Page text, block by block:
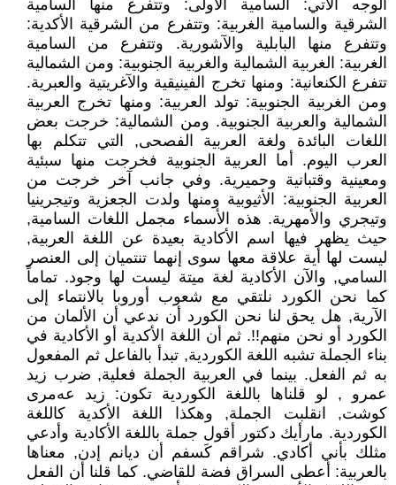
الوجه الآتي: السامية الأولى: وتتفرع منها السامية
الشرقية والسامية الغربية: وتتفرع من الشرقية الأكدية:
وتتفرع منها البابلية والآشورية. وتتفرع من السامية
الغربية: الغربية الشمالية والغربية الجنوبية: ومن الشمالية
تتفرع الكنعانية: ومنها تخرج الفينيقية والآغريتية والعبرية.
ومن الغربية الجنوبية: تولد العربية: ومنها تخرج العربية
الشمالية والعربية الجنوبية. ومن الشمالية: خرجت بعض
اللغات البائدة ولغة العربية الفصحى, التي تتكلم بها
العرب اليوم. أما العربية الجنوبية فخرجت منها سبئية
ومعينية وقتبانية وحميرية. وفي جانب آخر خرجت من
العربية الجنوبية: الأثيوبية ومنها ولدت الجعزية وتيجرينيا
وتيجري والأمهرية. هذه الأسماء مجمل اللغات السامية,
حيث يظهر فيها اسم الأكادية بعيدة عن اللغة العربية,
ليست لها أية علاقة معها سوى إنهما تنتميان إلى العنصر
السامي, والآن الأكادية لغة ميتة ليست لها وجود. تماماً
كما نحن الكورد نلتقي مع شعوب أوروبا بالانتماء إلى
الآرية, هل يحق لنا نحن الكورد أن ندعي أن الألمان من
الكورد أو نحن منهم!!. ثم أن اللغة الأكدية أو الأكادية في
بناء الجملة تشبه اللغة الكوردية, تبدأ بالفاعل ثم المفعول
به ثم الفعل. بينما في العربية الجملة فعلية, ضرب زيد
عمرو , لو قلناها باللغة الكوردية تكون: زيد عەمری
كوشت, انقلبت الجملة, وهكذا اللغة الأكدية كاللغة
الكوردية. مارأيك دكتور أقول جملة باللغة الأكادية وأدعي
مثلك بأني أكادي. شراقم كَسفم أن ديانم إدن, معناها
بالعربية: أعطى السراق فضة للقاضي. كما قلنا أن الفعل